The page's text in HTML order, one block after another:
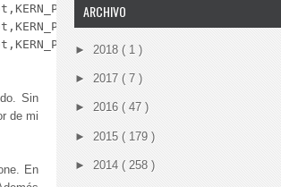
at 0x00003883
at 0x00003883
at 0x00003883
Sin
de mi
En
ARCHIVO
► 2018 ( 1 )
► 2017 ( 7 )
► 2016 ( 47 )
► 2015 ( 179 )
► 2014 ( 258 )